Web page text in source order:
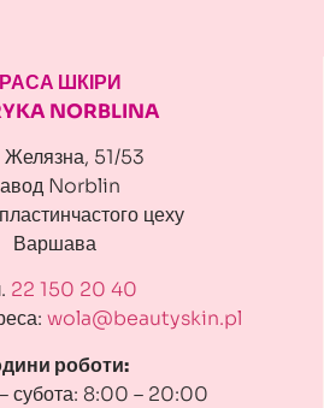
ШКІРИ
NORBLINA
Желязна, 51/53
Norblin
цеху
Варшава
22 150 20 40
wola@beautyskin.pl
роботи:
субота: 8:00 – 20:00